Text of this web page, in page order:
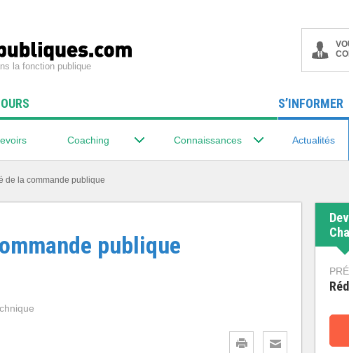
la fonction publique
Coaching Connaissances
S’INFORMER
Actualités
de la commande publique
publique